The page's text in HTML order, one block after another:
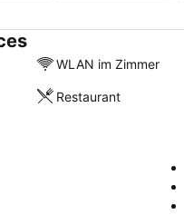
WLAN im Zimmer
Restaurant